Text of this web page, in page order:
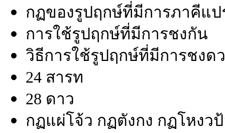
กฏของรูปฤกษ์ที่มีการภาคีแป
การใช้รูปฤกษ์ที่มีการชงกัน
วิธีการใช้รูปฤกษ์ที่มีการชงด
24 สารท
28 ดาว
กฏแผ่โจ้ว กฏตังกง กฏโหงว